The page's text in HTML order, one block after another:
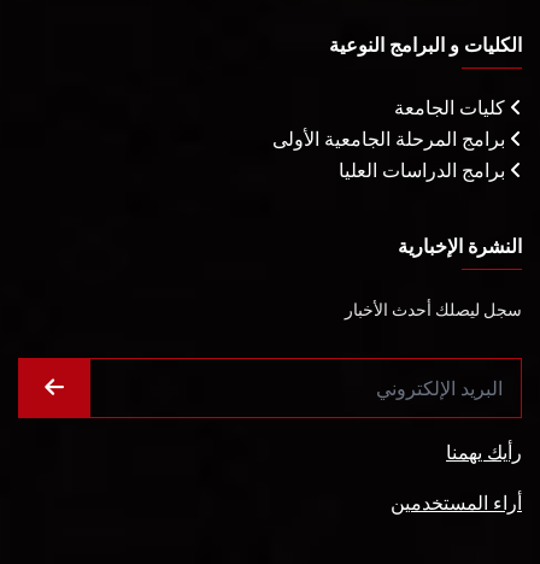
الكليات و البرامج النوعية
كليات الجامعة
برامج المرحلة الجامعية الأولى
برامج الدراسات العليا
النشرة الإخبارية
سجل ليصلك أحدث الأخبار
رأيك يهمنا
أراء المستخدمين